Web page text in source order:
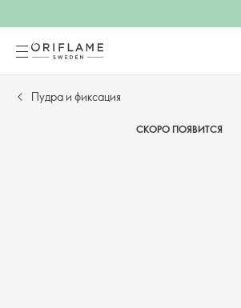
Пудра и фиксация​
СКОРО ПОЯВИТСЯ